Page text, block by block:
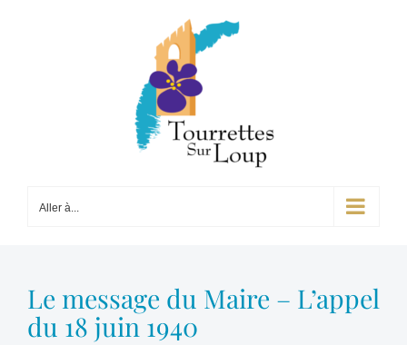
Aller à...
Le message du Maire – L’appel
du 18 juin 1940